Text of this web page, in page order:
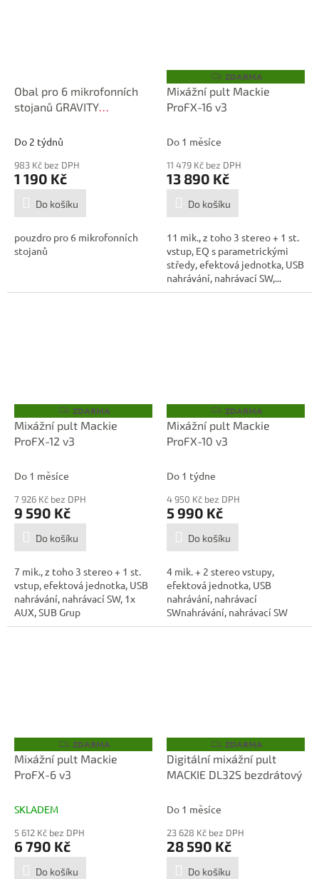
Obal pro 6 mikrofonních
stojanů GRAVITY
Do 2 týdnů
983 Kč bez DPH
1 190 Kč
Do košíku
pouzdro pro 6 mikrofonních
stojanů
Z
D
A
R
ZDARMA
Mixážní pult Mackie
ProFX-16 v3
Do 1 měsíce
11 479 Kč bez DPH
13 890 Kč
Do košíku
11 mik., z toho 3 stereo + 1 st.
vstup, EQ s parametrickými
středy, efektová jednotka, USB
nahrávání, nahrávací SW,...
Z
D
A
R
ZDARMA
Mixážní pult Mackie
ProFX-12 v3
Do 1 měsíce
7 926 Kč bez DPH
9 590 Kč
Do košíku
7 mik., z toho 3 stereo + 1 st.
vstup, efektová jednotka, USB
nahrávání, nahrávací SW, 1x
AUX, SUB Grup
Z
D
A
R
ZDARMA
Mixážní pult Mackie
ProFX-10 v3
Do 1 týdne
4 950 Kč bez DPH
5 990 Kč
Do košíku
4 mik. + 2 stereo vstupy,
efektová jednotka, USB
nahrávání, nahrávací
SWnahrávání, nahrávací SW
Z
D
A
R
ZDARMA
Mixážní pult Mackie
ProFX-6 v3
SKLADEM
5 612 Kč bez DPH
6 790 Kč
Do košíku
Z
D
A
R
ZDARMA
Digitální mixážní pult
MACKIE DL32S bezdrátový
Do 1 měsíce
23 628 Kč bez DPH
28 590 Kč
Do košíku